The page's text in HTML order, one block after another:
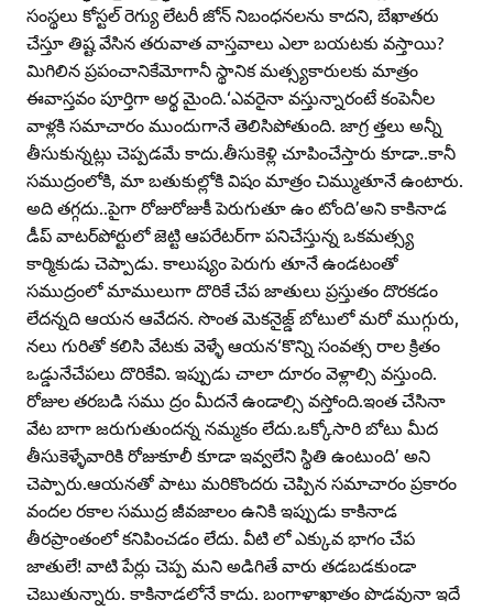
సంస్థలు కోస్టల్‌ రెగ్యు లేటరీ జోన్‌ నిబంధనలను కాదని, బేఖాతరు
చేస్తూ తిష్ట వేసిన తరువాత వాస్తవాలు ఎలా బయటకు వస్తాయి?
మిగిలిన ప్రపంచానికేమోగానీ స్థానిక మత్స్యకారులకు మాత్రం
ఈవాస్తవం పూర్తిగా అర్థ మైంది.‘ఎవరైనా వస్తున్నారంటే కంపెనీల
వాళ్లకి సమాచారం ముందుగానే తెలిసిపోతుంది. జాగ్ర త్తలు అన్నీ
తీసుకున్నట్లు చెప్పడమే కాదు.తీసుకెళ్లి చూపించేస్తారు కూడా..కానీ
సముద్రంలోకి, మా బతుకుల్లోకి విషం మాత్రం చిమ్ముతూనే ఉంటారు.
అది తగ్గదు..పైగా రోజురోజుకీ పెరుగుతూ ఉం టోంది’అని కాకినాడ
డీప్‌ వాటర్‌పోర్టులో జెట్టి ఆపరేటర్‌గా పనిచేస్తున్న ఒకమత్స్య
కార్మికుడు చెప్పాడు. కాలుష్యం పెరుగు తూనే ఉండటంతో
సముద్రంలో మాములుగా దొరికే చేప జాతులు ప్రస్తుతం దొరకడం
లేదన్నది ఆయన ఆవేదన. సొంత మెకనైజ్డ్‌ బోటులో మరో ముగ్గురు,
నలు గురితో కలిసి వేటకు వెళ్ళే ఆయన‘కొన్ని సంవత్స రాల క్రితం
ఒడ్డునేచేపలు దొరికేవి. ఇప్పుడు చాలా దూరం వెళ్లాల్సి వస్తుంది.
రోజుల తరబడి సము ద్రం మీదనే ఉండాల్సి వస్తోంది.ఇంత చేసినా
వేట బాగా జరుగుతుందన్న నమ్మకం లేదు.ఒక్కోసారి బోటు మీద
తీసుకెళ్ళేవారికి రోజుకూలీ కూడా ఇవ్వలేని స్థితి ఉంటుంది’ అని
చెప్పారు.ఆయనతో పాటు మరికొందరు చెప్పిన సమాచారం ప్రకారం
వందల రకాల సముద్ర జీవజాలం ఉనికి ఇప్పుడు కాకినాడ
తీరప్రాంతంలో కనిపించడం లేదు. వీటి లో ఎక్కువ భాగం చేప
జాతులే! వాటి పేర్లు చెప్ప మని అడిగితే వారు తడబడకుండా
చెబుతున్నారు. కాకినాడలోనే కాదు. బంగాళాఖాతం పొడవునా ఇదే